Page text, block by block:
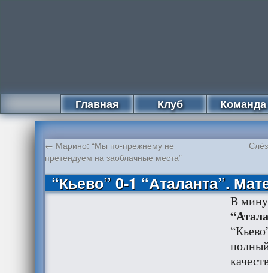
Главная Клуб Команда
← Марино: “Мы по-прежнему не
претендуем на заоблачные места”
“Кьево” 0-1 “Аталанта”.
В